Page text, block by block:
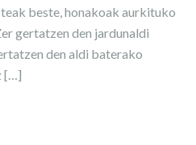
beste, honakoak aurkituko
gertatzen den jardunaldi
den aldi baterako
[…]